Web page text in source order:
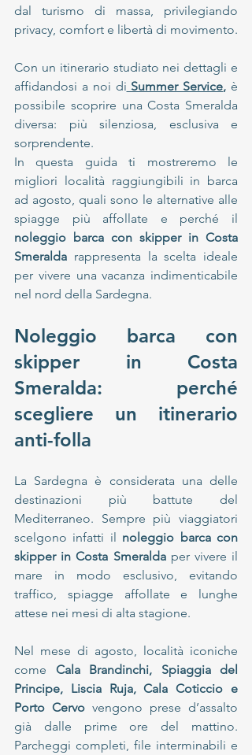
dal turismo di massa, privilegiando
privacy, comfort e libertà di movimento.
Con un itinerario studiato nei dettagli e
affidandosi a noi di Summer Service, è
possibile scoprire una Costa Smeralda
diversa: più silenziosa, esclusiva e
sorprendente.
In questa guida ti mostreremo le
migliori località raggiungibili in barca
ad agosto, quali sono le alternative alle
noleggio barca con skipper in Costa
Smeralda rappresenta la scelta ideale
per vivere una vacanza indimenticabile
nel nord della Sardegna.
Noleggio barca con
skipper in Costa
Smeralda: perché
scegliere un itinerario
anti-folla
La Sardegna è considerata una delle
destinazioni più battute del
Mediterraneo. Sempre più viaggiatori
scelgono infatti il noleggio barca con
skipper in Costa Smeralda per vivere il
mare in modo esclusivo, evitando
traffico, spiagge affollate e lunghe
attese nei mesi di alta stagione.
Nel mese di agosto, località iconiche
come Cala Brandinchi, Spiaggia del
Principe, Liscia Ruja, Cala Coticcio e
Porto Cervo vengono prese d’assalto
già dalle prime ore del mattino.
Parcheggi completi, file interminabili e